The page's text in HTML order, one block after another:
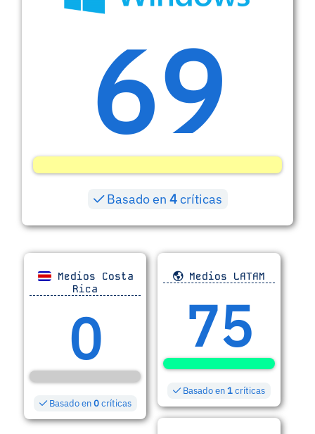
69
Basado en 4críticas
Medios Costa
Rica
0
Basado en0críticas
Medios LATAM
75
Basado en1críticas